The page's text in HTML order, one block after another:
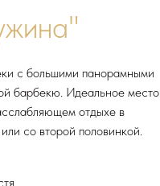
с большими панорамными
барбекю. Идеальное место
отдыхе в
со второй половинкой.